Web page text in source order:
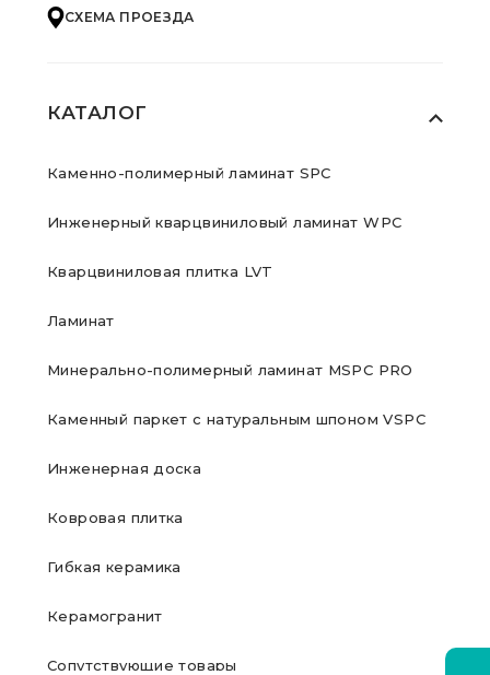
КАТАЛОГ
Каменно-полимерный ламинат SPC
Инженерный кварцвиниловый ламинат WPC
Кварцвиниловая плитка LVT
Ламинат
Минерально-полимерный ламинат MSPC PRO
Каменный паркет с натуральным шпоном VSPC
Инженерная доска
Ковровая плитка
Гибкая керамика
Керамогранит
Сопутствующие товары
СХЕМА ПРОЕЗДА